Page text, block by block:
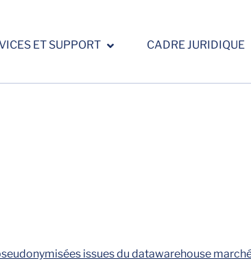
ET SUPPORT CADRE JURIDIQUE
issues du datawarehouse